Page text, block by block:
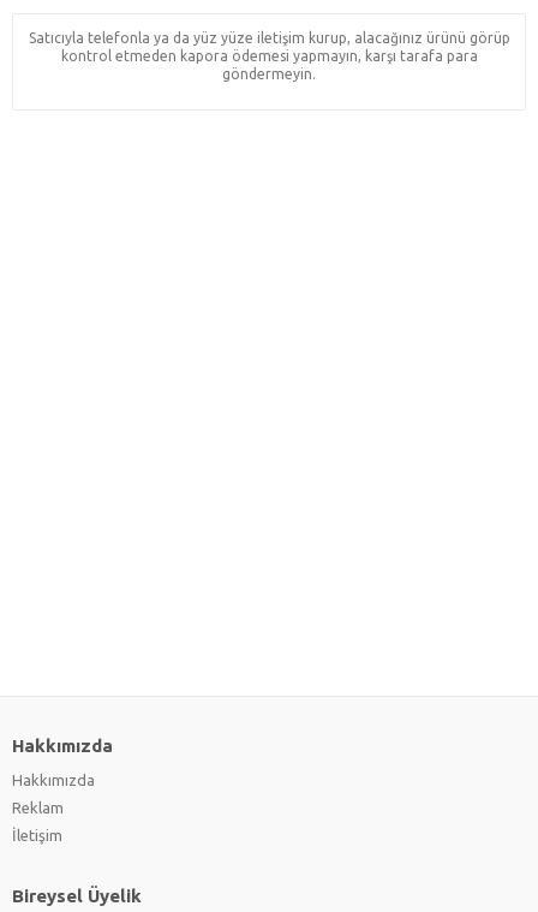
Satıcıyla telefonla ya da yüz yüze iletişim kurup, alacağınız ürünü görüp
kontrol etmeden kapora ödemesi yapmayın, karşı tarafa para
göndermeyin.
Hakkımızda
Hakkımızda
Reklam
İletişim
Bireysel Üyelik